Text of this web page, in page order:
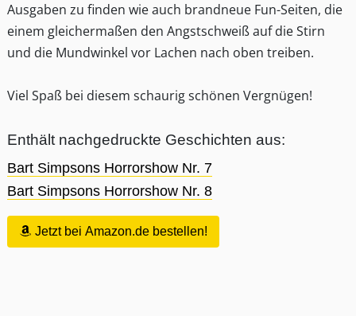
Ausgaben zu finden wie auch brandneue Fun-Seiten, die
einem gleichermaßen den Angstschweiß auf die Stirn
und die Mundwinkel vor Lachen nach oben treiben.
Viel Spaß bei diesem schaurig schönen Vergnügen!
Enthält nachgedruckte Geschichten aus:
Bart Simpsons Horrorshow Nr. 7
Bart Simpsons Horrorshow Nr. 8
Jetzt bei Amazon.de bestellen!